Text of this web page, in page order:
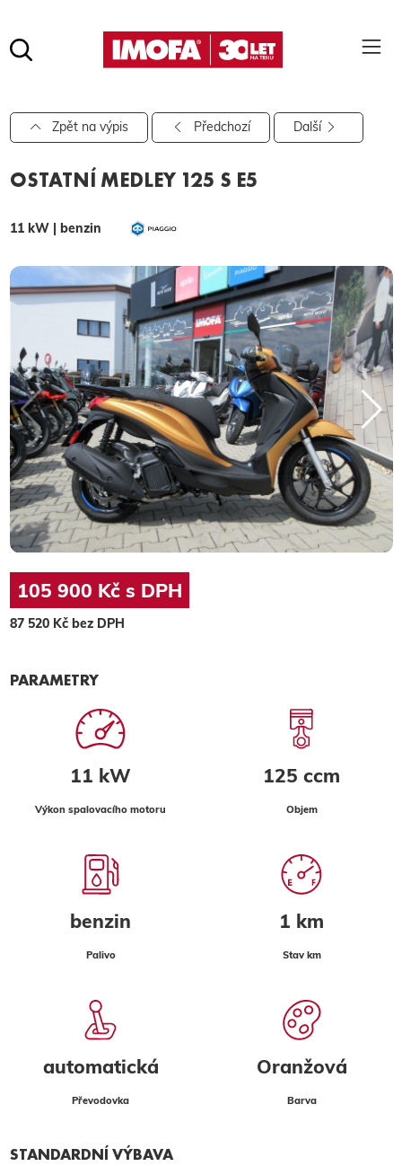
hledat
Pro vyhledávání zadejte alespoň 3 znaky.
Zpět na výpis Předchozí Další
OSTATNÍ MEDLEY 125 S E5
11 kW | benzin
105 900 Kč s DPH
87 520 Kč bez DPH
PARAMETRY
11 kW
Výkon spalovacího motoru
125 ccm
Objem
benzin
Palivo
1 km
Stav km
automatická
Převodovka
Oranžová
Barva
STANDARDNÍ VÝBAVA